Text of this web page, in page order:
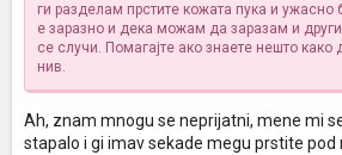
ги разделам прстите кожата пука и ужасно
е заразно и дека можам да заразам и
се случи. Помагајте ако знаете нешто
нив.
Ah, znam mnogu se neprijatni, mene mi
stapalo i gi imav sekade megu prstite pod